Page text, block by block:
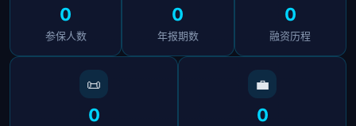
0
参保人数
0
年报期数
0
融资历程
📜
0
💼
0